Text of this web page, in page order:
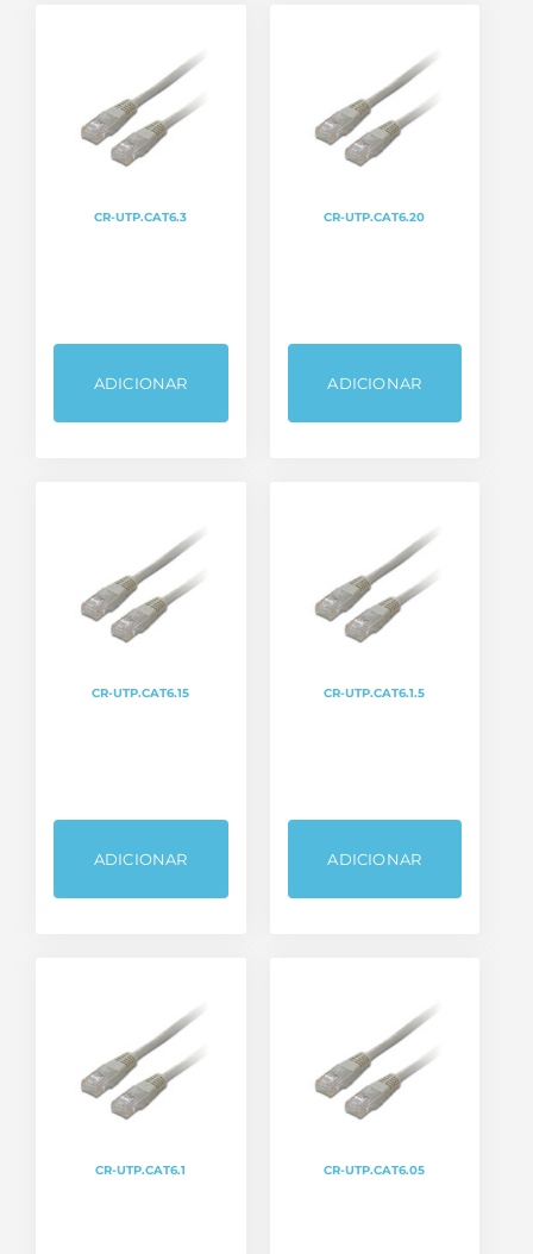
CR-UTP.CAT6.3
ADICIONAR
CR-UTP.CAT6.20
ADICIONAR
CR-UTP.CAT6.15
ADICIONAR
CR-UTP.CAT6.1.5
ADICIONAR
CR-UTP.CAT6.1 CR-UTP.CAT6.05